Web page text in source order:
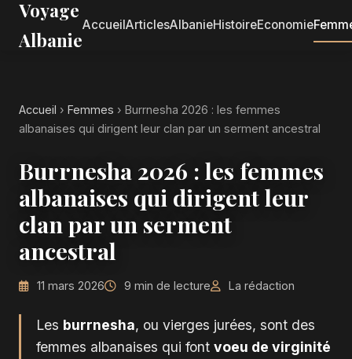
Voyage
Albanie
AccueilArticlesAlbanieHistoireEconomie
Accueil › Femmes › Burrnesha 2026 : les femmes
albanaises qui dirigent leur clan par un serment ancestral
Burrnesha 2026 : les femmes
albanaises qui dirigent leur
clan par un serment
ancestral
11 mars 2026 9 min de lecture La rédaction
Les burrnesha, ou vierges jurées, sont des
femmes albanaises qui fontvoeu de virginité